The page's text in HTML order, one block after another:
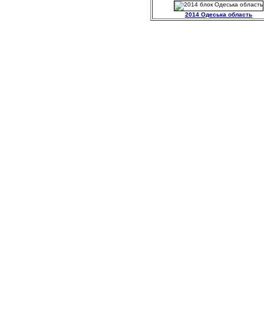
2014 Одеська область